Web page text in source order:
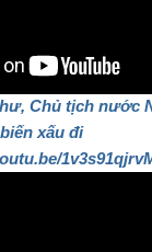
Chủ tịch nước
xấu đi